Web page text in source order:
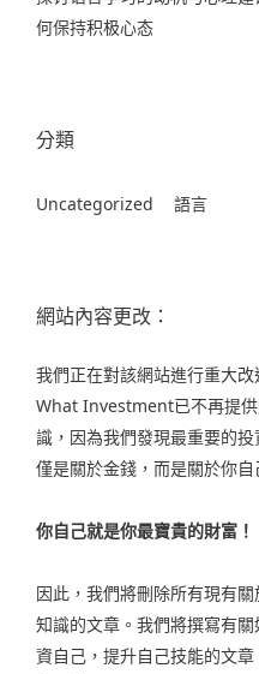
何保持积极心态
分類
Uncategorized 語言
網站內容更改：
我們正在對該網站進行重大改
What Investment已不再提
識，因為我們發現最重要的投
僅是關於金錢，而是關於你自
你自己就是你最寶貴的財富！
因此，我們將刪除所有現有
知識的文章。我們將撰寫有關
資自己，提升自己技能的文章